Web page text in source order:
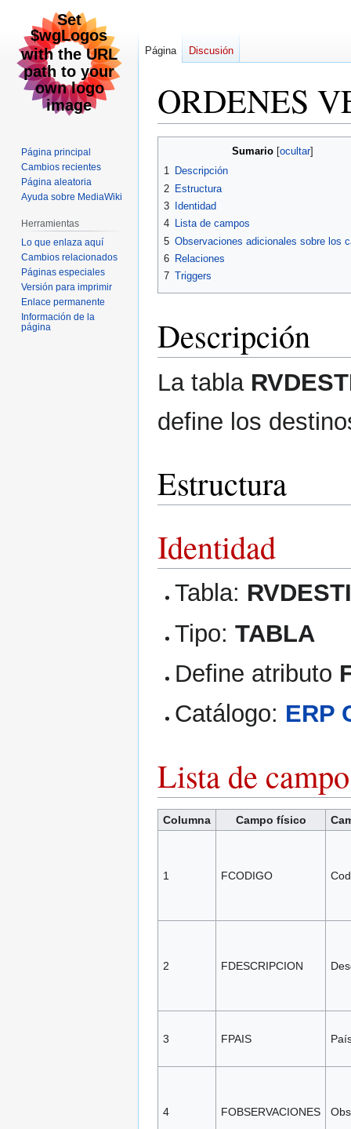
ORDENES
navegación
búsqueda
Sumario
1 Descripción
2 Estructura
3
Identidad
4 Lista de campos
5 Observaciones adicionales sobre los
6 Relaciones
7 Triggers
Descripción
La tabla
define los
Estructura
Identidad
Tabla:
Tipo:TABLA
Define atributo
Catálogo: ERP
Lista de
Columna Campo físico
1 FCODIGO
2 FDESCRIPCION
3 FPAIS
4 FOBSERVACIONES
Página Discusión
Página principal
Cambios recientes
Página aleatoria
Ayuda sobre MediaWiki
Herramientas
Lo que enlaza aquí
Cambios relacionados
Páginas especiales
Versión para imprimir
Enlace permanente
Información de la
página